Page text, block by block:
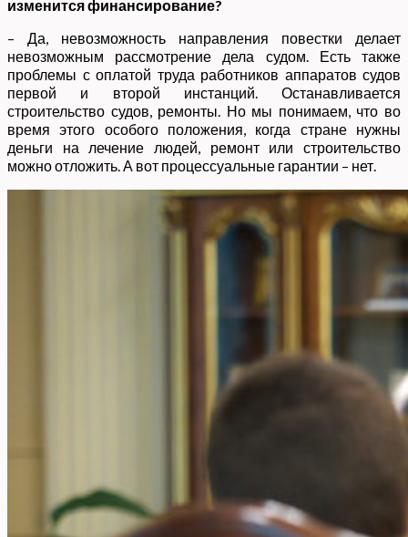
изменится финансирование?
– Да, невозможность направления повестки делает
невозможным рассмотрение дела судом. Есть также
проблемы с оплатой труда работников аппаратов судов
первой и второй инстанций. Останавливается
строительство судов, ремонты. Но мы понимаем, что во
время этого особого положения, когда стране нужны
деньги на лечение людей, ремонт или строительство
можно отложить. А вот процессуальные гарантии – нет.